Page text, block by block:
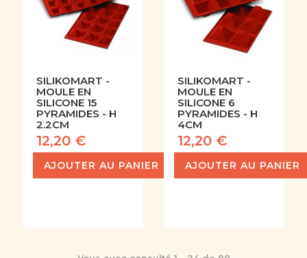
SILIKOMART -
MOULE EN
SILICONE 15
PYRAMIDES - H
2.2CM
12,20 €
AJOUTER AU PANIER
SILIKOMART -
MOULE EN
SILICONE 6
PYRAMIDES - H
4CM
12,20 €
AJOUTER AU PANIER